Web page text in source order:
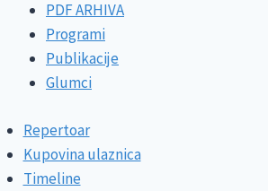
PDF ARHIVA
Programi
Publikacije
Glumci
Repertoar
Kupovina ulaznica
Timeline